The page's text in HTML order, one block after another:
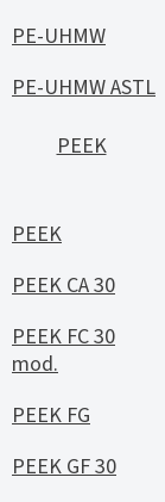
PE-UHMW
PE-UHMW ASTL
PEEK
PEEK
PEEK CA 30
PEEK FC 30
mod.
PEEK FG
PEEK GF 30